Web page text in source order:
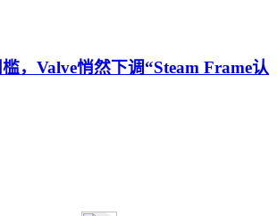
，Valve悄然下调“Steam Frame认